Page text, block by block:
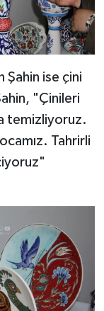
Şahin ise çini
"Çinileri
temizliyoruz.
Tahrirli